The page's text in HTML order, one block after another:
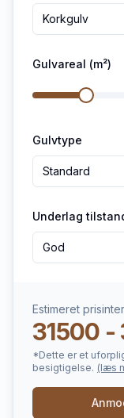
Korkgulv
Gulvareal (m²)
Gulvtype
Standard
Underlag
God
Estimeret
31500 -
*Dette er et
besigtigelse. (læs